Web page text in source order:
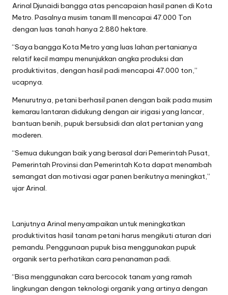
Arinal Djunaidi bangga atas pencapaian hasil panen di Kota
Metro. Pasalnya musim tanam III mencapai 47.000 Ton
dengan luas tanah hanya 2.880 hektare.
“Saya bangga Kota Metro yang luas lahan pertanianya
relatif kecil mampu menunjukkan angka produksi dan
produktivitas, dengan hasil padi mencapai 47.000 ton,”
ucapnya.
Menurutnya, petani berhasil panen dengan baik pada musim
kemarau lantaran didukung dengan air irigasi yang lancar,
bantuan benih, pupuk bersubsidi dan alat pertanian yang
moderen.
“Semua dukungan baik yang berasal dari Pemerintah Pusat,
Pemerintah Provinsi dan Pemerintah Kota dapat menambah
semangat dan motivasi agar panen berikutnya meningkat,”
ujar Arinal.
Lanjutnya Arinal menyampaikan untuk meningkatkan
produktivitas hasil tanam petani harus mengikuti aturan dari
pemandu. Penggunaan pupuk bisa menggunakan pupuk
organik serta perhatikan cara penanaman padi.
“Bisa menggunakan cara bercocok tanam yang ramah
lingkungan dengan teknologi organik yang artinya dengan